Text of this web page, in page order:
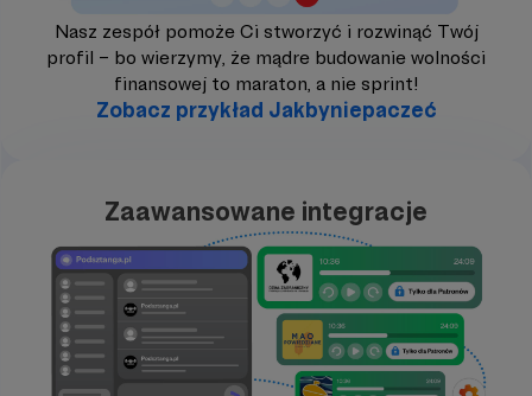
Nasz zespół pomoże Ci stworzyć i rozwinąć Twój
profil – bo wierzymy, że mądre budowanie wolności
finansowej to maraton, a nie sprint!
Zobacz przykład Jakbyniepaczeć
Zaawansowane integracje